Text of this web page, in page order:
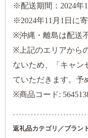
※配送期間：2024年
※2024年11月1日に
※沖縄・離島は配送
※上記のエリアから
ないため、「キャン
ていただきます。予
※商品コード:
返礼品カテゴリ／ブラン